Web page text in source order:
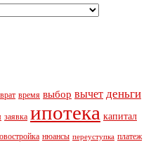
время выбор вычет деньги
заявка ипотека капитал
нюансы переуступка платеж